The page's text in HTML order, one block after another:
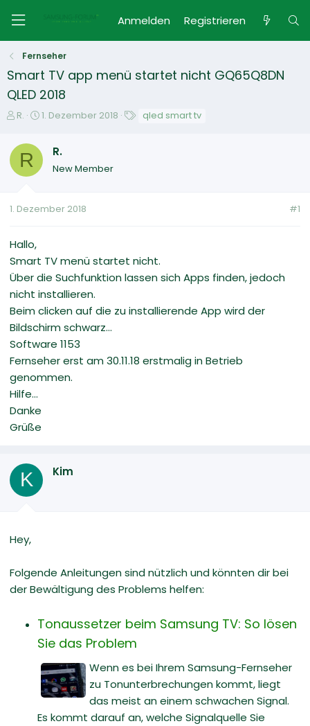
Anmelden Registrieren
Fernseher
Smart TV app menü startet nicht GQ65Q8DN
QLED 2018
E
s
e
e
R.
E
t
e
t
1. Dezember 2018 qled smart tv
R R.
New Member
1. Dezember 2018 #1
Hallo,
Smart TV menü startet nicht.
Über die Suchfunktion lassen sich Apps finden, jedoch
nicht installieren.
Beim clicken auf die zu installierende App wird der
Bildschirm schwarz...
Software 1153
Fernseher erst am 30.11.18 erstmalig in Betrieb
genommen.
Hilfe...
Danke
Grüße
K Kim
Hey,
Folgende Anleitungen sind nützlich und könnten dir bei
der Bewältigung des Problems helfen:
Tonaussetzer beim Samsung TV: So lösen
Sie das Problem
Wenn es bei Ihrem Samsung-Fernseher
zu Tonunterbrechungen kommt, liegt
das meist an einem schwachen Signal.
Es kommt darauf an, welche Signalquelle Sie